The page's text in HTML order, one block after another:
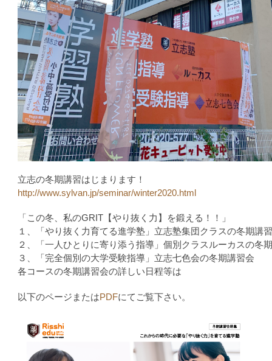
立志の冬期講習はじまります！
http://www.sylvan.jp/seminar/winter2020.html
「この冬、私のGRIT【やり抜く力】を鍛える！！」
１、「やり抜く力育てる進学塾」立志塾集団クラスの冬期講
２、「一人ひとりに寄り添う指導」個別クラスルーカスの冬
３、「完全個別の大学受験指導」立志七色会の冬期講習会
各コースの冬期講習会の詳しい日程等は
以下のページまたはPDFにてご覧下さい。